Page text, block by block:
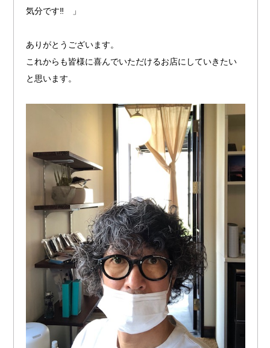
気分です‼︎ 」
ありがとうございます。
これからも皆様に喜んでいただけるお店にしていきたい
と思います。